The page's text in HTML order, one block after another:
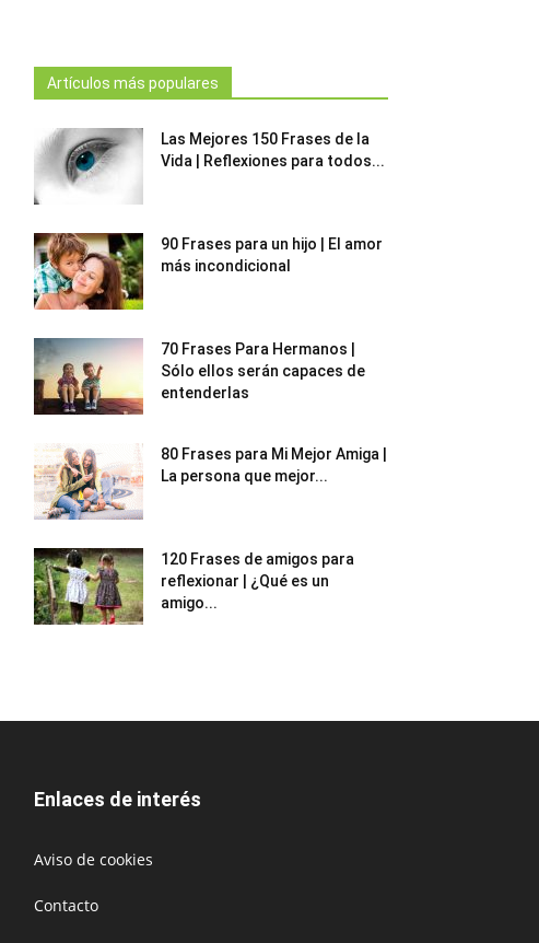
Artículos más populares
Las Mejores 150 Frases de la
Vida | Reflexiones para todos...
90 Frases para un hijo | El amor
más incondicional
70 Frases Para Hermanos |
Sólo ellos serán capaces de
entenderlas
80 Frases para Mi Mejor Amiga |
La persona que mejor...
120 Frases de amigos para
reflexionar | ¿Qué es un
amigo...
Enlaces de interés
Aviso de cookies
Contacto